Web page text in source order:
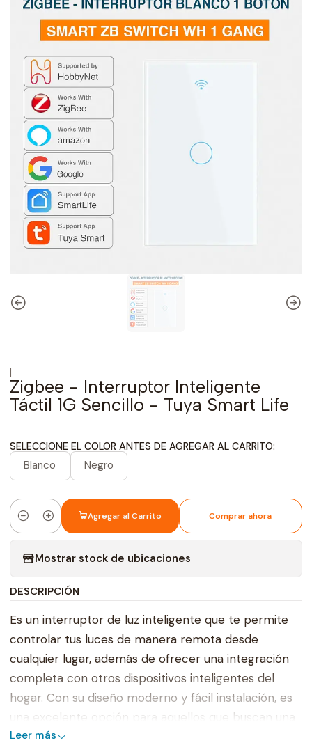
|
Zigbee - Interruptor Inteligente
Táctil 1G Sencillo - Tuya Smart Life
SELECCIONE EL COLOR ANTES DE AGREGAR AL CARRITO:
Blanco Negro
Cantidad
Agregar al Carrito Comprar ahora
Mostrar stock de ubicaciones
DESCRIPCIÓN
Es un interruptor de luz inteligente que te permite
controlar tus luces de manera remota desde
cualquier lugar, además de ofrecer una integración
completa con otros dispositivos inteligentes del
hogar. Con su diseño moderno y fácil instalación, es
una excelente opción para aquellos que buscan una
solución inteligente para la iluminación del hogar.
Leer más